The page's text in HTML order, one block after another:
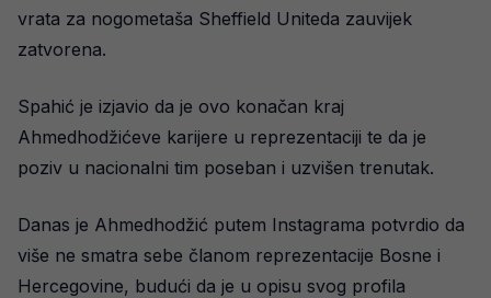
vrata za nogometaša Sheffield Uniteda zauvijek
zatvorena.
Spahić je izjavio da je ovo konačan kraj
Ahmedhodžićeve karijere u reprezentaciji te da je
poziv u nacionalni tim poseban i uzvišen trenutak.
Danas je Ahmedhodžić putem Instagrama potvrdio da
više ne smatra sebe članom reprezentacije Bosne i
Hercegovine, budući da je u opisu svog profila